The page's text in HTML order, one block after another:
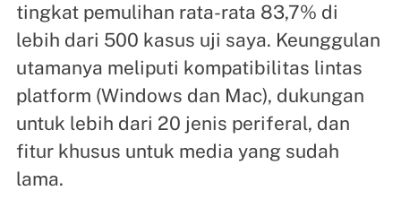
tingkat pemulihan rata-rata 83,7% di
lebih dari 500 kasus uji saya. Keunggulan
utamanya meliputi kompatibilitas lintas
platform (Windows dan Mac), dukungan
untuk lebih dari 20 jenis periferal, dan
fitur khusus untuk media yang sudah
lama.